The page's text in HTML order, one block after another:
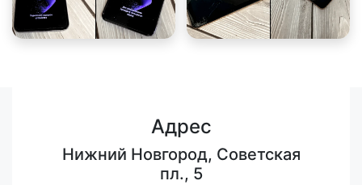
Адрес
Нижний Новгород, Советская
пл., 5